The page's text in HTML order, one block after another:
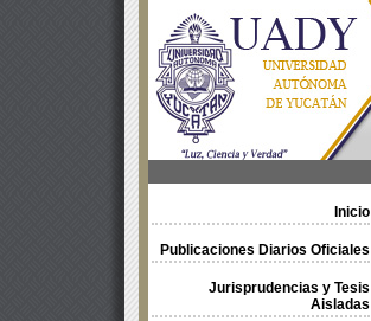
Inicio
Publicaciones Diarios Oficiales
Jurisprudencias y Tesis
Aisladas